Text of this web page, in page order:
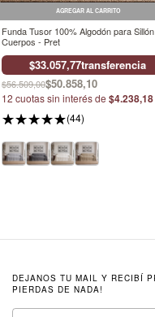
AGREGAR AL CARRITO
Funda Tusor 100% Algodón para
Cuerpos - Pret
$33.057,77transferencia
$56.509,00$50.858,10
12 cuotas sin interés de $4.238,18
(44)
DEJANOS TU MAIL Y RECIBÍ
PIERDAS DE NADA!